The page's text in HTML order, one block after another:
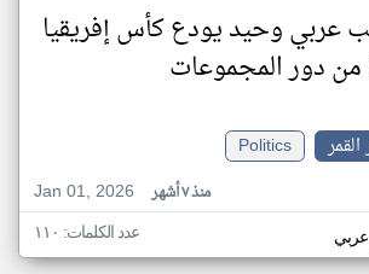
عربي وحيد يودع كأس إفريقيا
Politics
Jan 01, 2026
منذ ٧ أشهر
عربي عدد الكلمات: ١١٠